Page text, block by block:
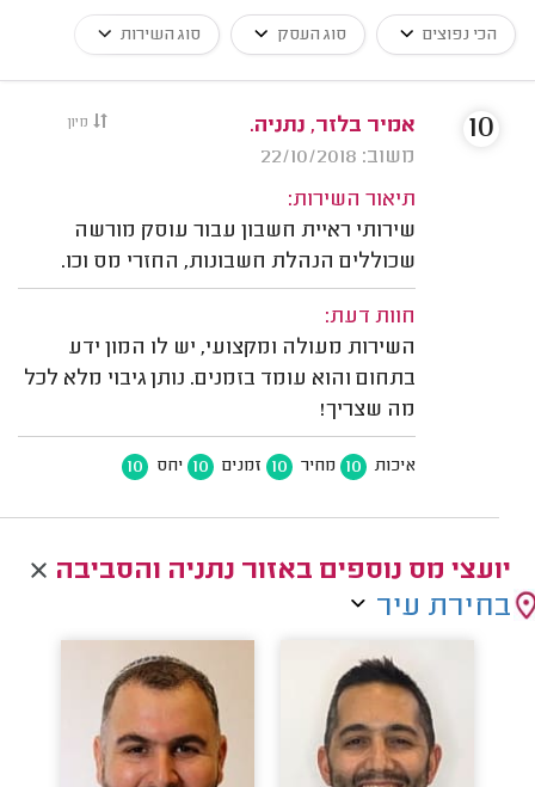
הכי נפוצים סוג העסק סוג השירות
מיון
אמיר בלזר, נתניה.
משוב: 22/10/2018
תיאור השירות:
שירותי ראיית חשבון עבור עוסק מורשה
שכוללים הנהלת חשבונות, החזרי מס וכו.
חוות דעת:
השירות מעולה ומקצועי, יש לו המון ידע
בתחום והוא עומד בזמנים. נותן גיבוי מלא לכל
מה שצריך!
איכות 10 מחיר 10 זמנים 10 יחס 10
10
יועצי מס נוספים באזור נתניה והסביבה
בחירת עיר